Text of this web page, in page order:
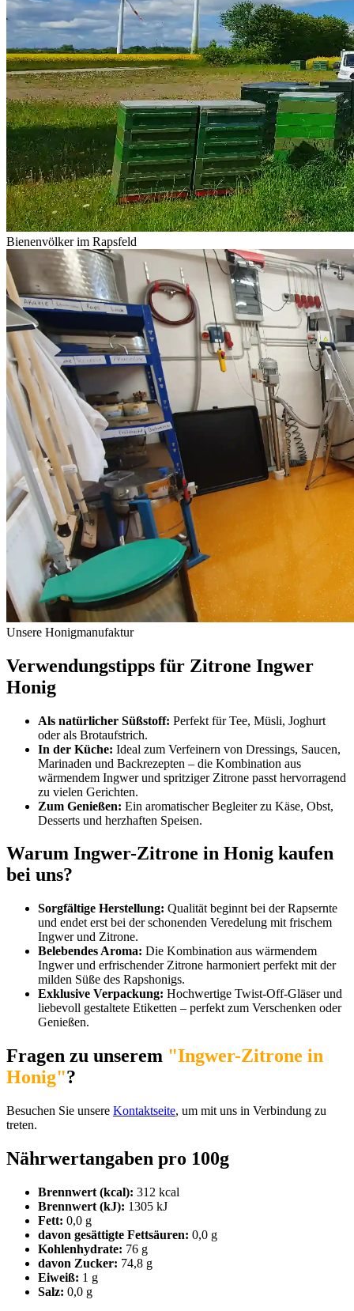
Bienenvölker im Rapsfeld
Unsere Honigmanufaktur
Verwendungstipps für Zitrone Ingwer
Honig
Als natürlicher Süßstoff: Perfekt für Tee, Müsli, Joghurt
oder als Brotaufstrich.
In der Küche: Ideal zum Verfeinern von Dressings, Saucen,
Marinaden und Backrezepten – die Kombination aus
wärmendem Ingwer und spritziger Zitrone passt hervorragend
zu vielen Gerichten.
Zum Genießen: Ein aromatischer Begleiter zu Käse, Obst,
Desserts und herzhaften Speisen.
Warum Ingwer-Zitrone in Honig kaufen
bei uns?
Sorgfältige Herstellung: Qualität beginnt bei der Rapsernte
und endet erst bei der schonenden Veredelung mit frischem
Ingwer und Zitrone.
Belebendes Aroma: Die Kombination aus wärmendem
Ingwer und erfrischender Zitrone harmoniert perfekt mit der
milden Süße des Rapshonigs.
Exklusive Verpackung: Hochwertige Twist-Off-Gläser und
liebevoll gestaltete Etiketten – perfekt zum Verschenken oder
Genießen.
Fragen zu unserem "Ingwer-Zitrone in
Honig"?
Besuchen Sie unsere Kontaktseite, um mit uns in Verbindung zu
treten.
Nährwertangaben pro 100g
Brennwert (kcal): 312 kcal
Brennwert (kJ): 1305 kJ
Fett: 0,0 g
davon gesättigte Fettsäuren: 0,0 g
Kohlenhydrate: 76 g
davon Zucker: 74,8 g
Eiweiß: 1 g
Salz: 0,0 g